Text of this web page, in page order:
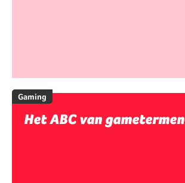
Gaming
Het ABC van gametermen